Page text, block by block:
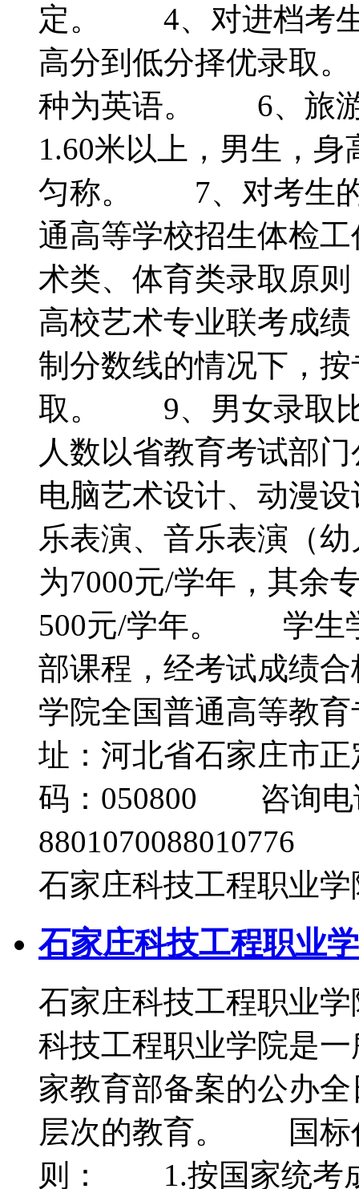
定。 4、对进档考生
高分到低分择优录取
种为英语。 6、旅游
1.60米以上，男生，
匀称。 7、对考生的
通高等学校招生体检
术类、体育类录取原
高校艺术专业联考成
制分数线的情况下，
取。 9、男女录取
人数以省教育考试
电脑艺术设计、动漫
乐表演、音乐表演（
为7000元/学年，其余
500元/学年。 学生
部课程，经考试成绩
学院全国普通高等教
址：河北省石家庄市
码：050800 咨询电
石家庄科技工程职业
石家庄科技工程职业
石家庄科技工程职业
科技工程职业学院是
家教育部备案的公办
层次的教育。 国
则： 1.按国家统考